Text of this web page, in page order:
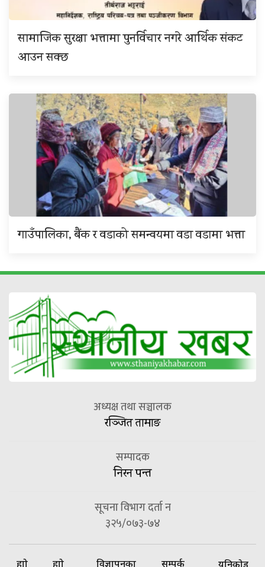
सामाजिक सुरक्षा भत्तामा पुनर्विचार नगरे आर्थिक संकट
आउन सक्छ
गाउँपालिका, बैंक र वडाको समन्वयमा वडा वडामा भत्ता
अध्यक्ष तथा सञ्चालक
रञ्जित तामाङ
सम्पादक
निरन पन्त
सूचना विभाग दर्ता न
३२५/०७३-७४
हाम्रो हाम्रो विज्ञापनका सम्पर्क यूनिकोड